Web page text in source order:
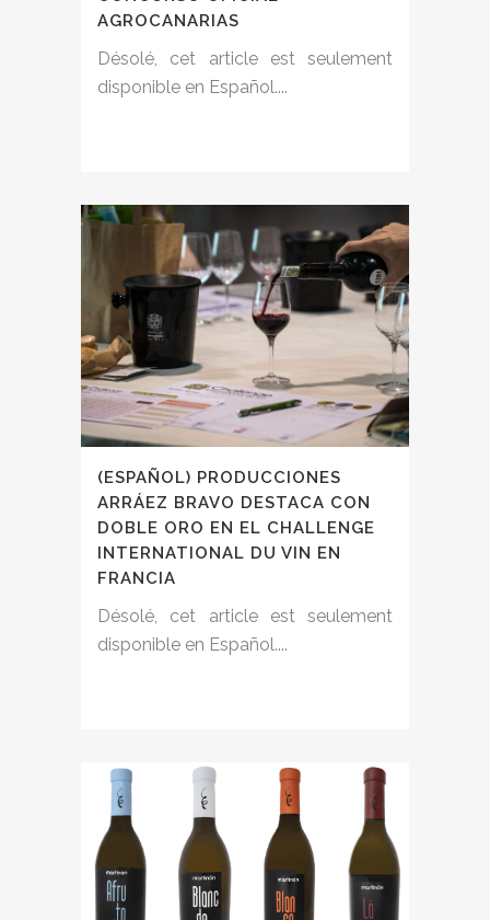
AGROCANARIAS
Désolé, cet article est seulement
disponible en Español....
(ESPAÑOL) PRODUCCIONES
ARRÁEZ BRAVO DESTACA CON
DOBLE ORO EN EL CHALLENGE
INTERNATIONAL DU VIN EN
FRANCIA
Désolé, cet article est seulement
disponible en Español....